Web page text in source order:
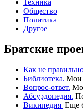
Техника
Общество
Политика
Другое
Братские
Как не
Библиотека. Мои
Вопрос-ответ.
Абсурдопедия.
Википедия. Еще